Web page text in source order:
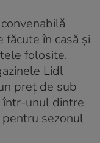
în casă și
folosite.
Lidl
preț de sub
într-unul dintre
sezonul